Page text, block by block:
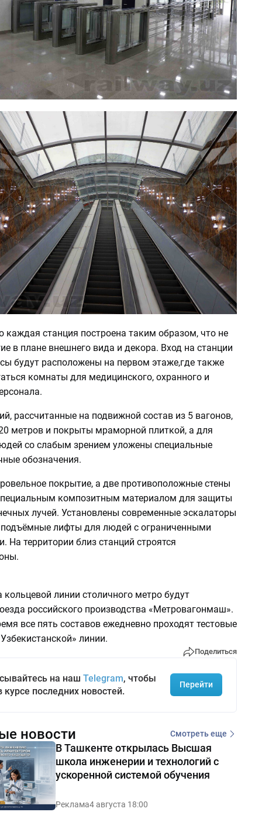
каждая станция построена таким образом, что не
в плане внешнего вида и декора. Вход на станции
будут расположены на первом этаже,где также
комнаты для медицинского, охранного и
рассчитанные на подвижной состав из 5 вагонов,
метров и покрыты мраморной плиткой, а для
со слабым зрением уложены специальные
обозначения.
покрытие, а две противоположные стены
композитным материалом для защиты
лучей. Установлены современные эскалаторы
лифты для людей с ограниченными
На территории близ станций строятся
кольцевой линии столичного метро будут
российского производства «Метровагонмаш».
все пять составов ежедневно проходят тестовые
линии.
Поделиться
на наш Telegram, чтобы
курсе последних новостей.
Перейти
новости Смотреть еще
В Ташкенте открылась Высшая
школа инженерии и технологий с
ускоренной системой обучения
Реклама4 августа 18:00